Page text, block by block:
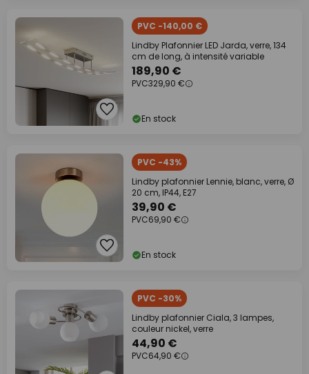
PVC -140,00 €
Lindby Plafonnier LED Jarda, verre, 134
cm de long, à intensité variable
189,90 €
PVC329,90 €
En stock
PVC -43%
Lindby plafonnier Lennie, blanc, verre, Ø
20 cm, IP44, E27
39,90 €
PVC69,90 €
En stock
PVC -30%
Lindby plafonnier Ciala, 3 lampes,
couleur nickel, verre
44,90 €
PVC64,90 €